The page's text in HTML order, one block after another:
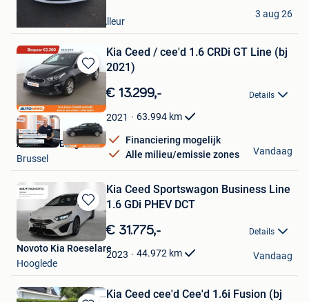
Bonne occasion
Juprelle + Partie De Alleur
3 aug 26
Bewaren
in
Favorieten
Kia Ceed / cee'd 1.6 CRDi GT Line (bj
2021)
€ 13.299,- Details
2021 63.994 km
Financiering mogelijk
Alle milieu/emissie zones
Autohero België
Brussel
Vandaag
Bewaren
in
Mijn
Favorieten
Kia Ceed Sportswagon Business Line
1.6 GDi PHEV DCT
€ 31.775,- Details
2023 44.972 km
Novoto Kia Roeselare
Hooglede
Vandaag
Kia Ceed cee'd Cee'd 1.6i Fusion (bj